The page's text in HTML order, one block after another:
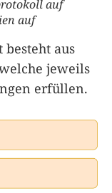
auf
auf
aus
jeweils
erfüllen.